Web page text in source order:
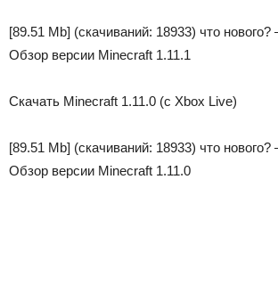
[89.51 Mb] (cкачиваний: 18933) что
Обзор версии Minecraft 1.11.1
Скачать Minecraft 1.11.0 (с Xbox Live)
[89.51 Mb] (cкачиваний: 18933) что
Обзор версии Minecraft 1.11.0